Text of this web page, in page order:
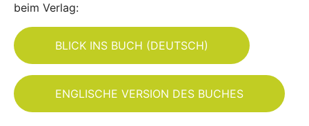
beim Verlag:
BLICK INS BUCH (DEUTSCH)
ENGLISCHE VERSION DES BUCHES